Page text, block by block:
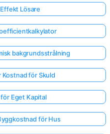
Lösare
bakgrundsstrålning
för Skuld
Eget Kapital
för Hus